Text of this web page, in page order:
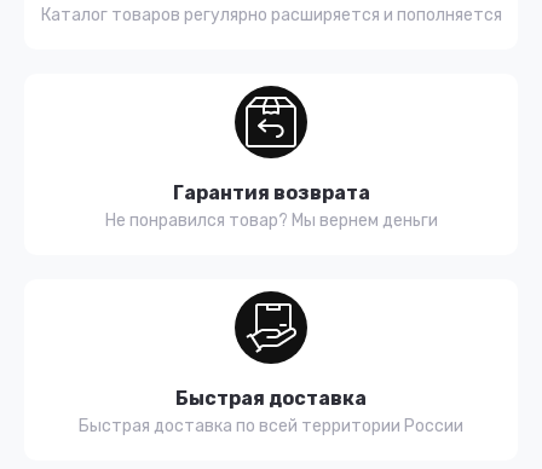
Каталог товаров регулярно расширяется и пополняется
Гарантия возврата
Не понравился товар? Мы вернем деньги
Быстрая доставка
Быстрая доставка по всей территории России